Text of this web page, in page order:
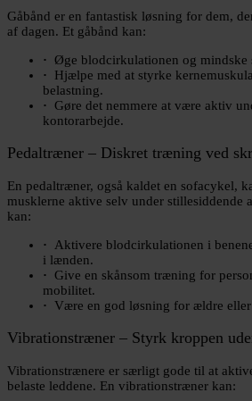
Gåbånd er en fantastisk løsning for dem,
af dagen. Et gåbånd kan:
Øge blodcirkulationen og mindske
Hjælpe med at styrke
belastning.
Gøre det nemmere at være aktiv
kontorarbejde.
Pedaltræner – Diskret træning ved
En pedaltræner, også kaldet en sofacykel,
musklerne aktive selv under stillesiddende
kan:
Aktivere blodcirkulationen i
i lænden.
Give en skånsom træning for
mobilitet.
Være en god løsning for ældre
Vibrationstræner – Styrk kroppen
Vibrationstrænere er særligt gode til at
belaste leddene. En vibrationstræner kan: